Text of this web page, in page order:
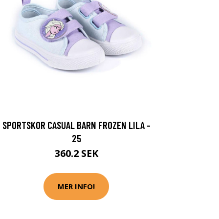
SPORTSKOR CASUAL BARN FROZEN LILA -
25
360.2 SEK
MER INFO!